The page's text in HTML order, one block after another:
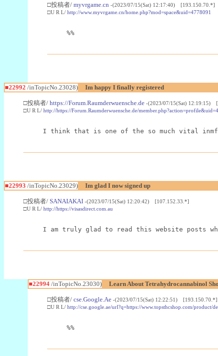
□投稿者/ myvrgame.cn -(2023/07/15(Sat) 12:17:40) [193.150.70.*]
□U R L/ http://www.myvrgame.cn/home.php?mod=space&uid=4778091
%%
■22992 /inTopicNo.23028) Im happy I finally registered
□投稿者/ https://Forum.Raumderwuensche.de -(2023/07/15(Sat) 12:19:15)
□U R L/ http://https://Forum.Raumderwuensche.de/
I think that is one of the so much vital
■22993 /inTopicNo.23029) Im glad I now signed up
□投稿者/ SANAIAKAI -(2023/07/15(Sat) 12:20:42) [107.152.33.*]
□U R L/ http://https://visasdirect.com.au
I am truly glad to read this website posts
■22994/inTopicNo.23030) Learn About Tetrahydrocannabinol
□投稿者/ cse.Google.Ae -(2023/07/15(Sat) 12:22:51) [193.150.70.*]
□U R L/ http://cse.google.ae/url?q=https://www.topsthcshop.com/
%%